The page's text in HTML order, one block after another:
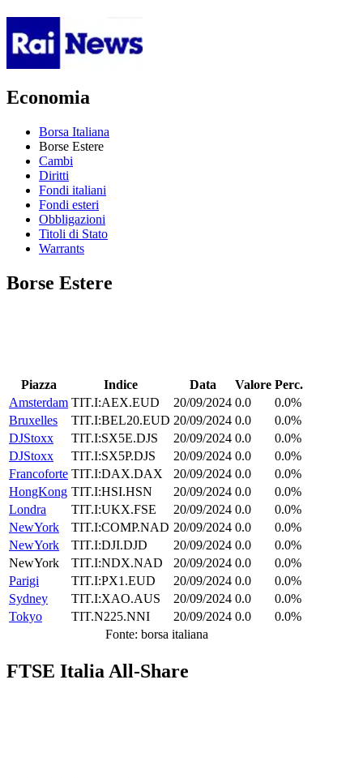
Economia
Borsa Italiana
Borse Estere
Cambi
Diritti
Fondi italiani
Fondi esteri
Obbligazioni
Titoli di Stato
Warrants
Borse Estere
Piazza Indice Data Valore Perc.
Amsterdam TIT.I:AEX.EUD 20/09/2024 0.0
0.0%
Bruxelles
TIT.I:BEL20.EUD 20/09/2024 0.0
0.0%
DJStoxx
TIT.I:SX5E.DJS 20/09/2024 0.0
0.0%
DJStoxx
TIT.I:SX5P.DJS 20/09/2024 0.0
0.0%
Francoforte TIT.I:DAX.DAX 20/09/2024 0.0
0.0%
HongKong TIT.I:HSI.HSN 20/09/2024 0.0
0.0%
Londra
TIT.I:UKX.FSE 20/09/2024 0.0
0.0%
NewYork
TIT.I:COMP.NAD 20/09/2024 0.0
0.0%
NewYork
TIT.I:DJI.DJD 20/09/2024 0.0
0.0%
NewYork
TIT.I:NDX.NAD 20/09/2024 0.0
0.0%
Parigi
TIT.I:PX1.EUD 20/09/2024 0.0
0.0%
Sydney
TIT.I:XAO.AUS 20/09/2024 0.0
0.0%
Tokyo
TIT.N225.NNI 20/09/2024 0.0
0.0%
Fonte: borsa italiana
FTSE Italia All-Share